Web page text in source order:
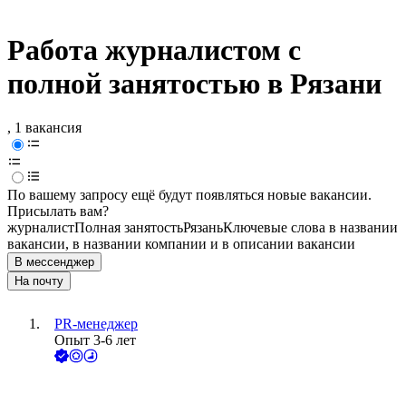
Работа журналистом с
полной занятостью в Рязани
, 1 вакансия
По вашему запросу ещё будут появляться новые вакансии.
Присылать вам?
журналистПолная занятостьРязаньКлючевые слова в названии
вакансии, в названии компании и в описании вакансии
В мессенджер
На почту
PR-менеджер
Опыт 3-6 лет